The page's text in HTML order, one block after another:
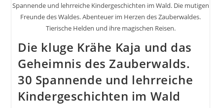
Spannende und lehrreiche Kindergeschichten im Wald. Die mutigen
Freunde des Waldes. Abenteuer im Herzen des Zauberwaldes.
Tierische Helden und ihre magischen Reisen.
Die kluge Krähe Kaja und das
Geheimnis des Zauberwalds.
30 Spannende und lehrreiche
Kindergeschichten im Wald